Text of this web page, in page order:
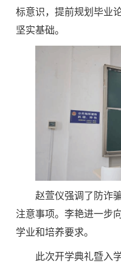
标意识，提前规划毕业
坚实基础。
赵萱仪强调了防诈
注意事项。李艳进一步
学业和培养要求。
此次开学典礼暨入